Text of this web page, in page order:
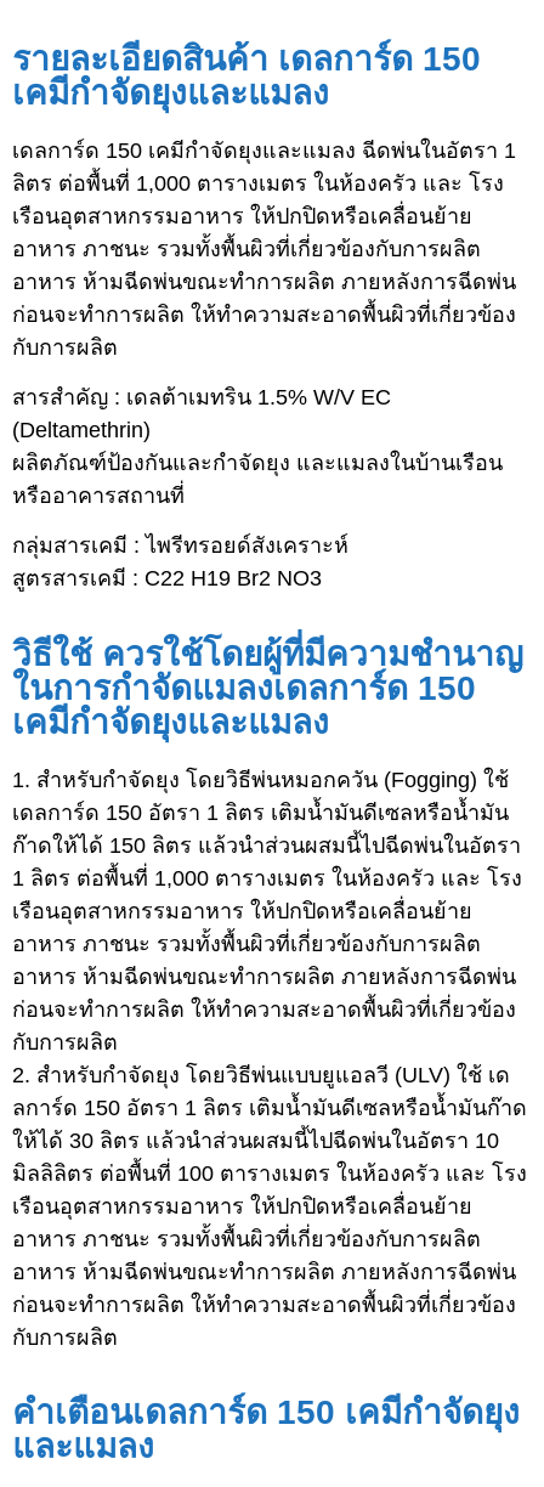
รายละเอียดสินค้า เดลการ์ด 150
เคมีกำจัดยุงและแมลง
เดลการ์ด 150 เคมีกำจัดยุงและแมลง ฉีดพ่นในอัตรา 1
ลิตร ต่อพื้นที่ 1,000 ตารางเมตร ในห้องครัว และ โรง
เรือนอุตสาหกรรมอาหาร ให้ปกปิดหรือเคลื่อนย้าย
อาหาร ภาชนะ รวมทั้งพื้นผิวที่เกี่ยวข้องกับการผลิต
อาหาร ห้ามฉีดพ่นขณะทำการผลิต ภายหลังการฉีดพ่น
ก่อนจะทำการผลิต ให้ทำความสะอาดพื้นผิวที่เกี่ยวข้อง
กับการผลิต
สารสำคัญ : เดลต้าเมทริน 1.5% W/V EC
(Deltamethrin)
ผลิตภัณฑ์ป้องกันและกำจัดยุง และแมลงในบ้านเรือน
หรืออาคารสถานที่
กลุ่มสารเคมี : ไพรีทรอยด์สังเคราะห์
สูตรสารเคมี : C22 H19 Br2 NO3
วิธีใช้ ควรใช้โดยผู้ที่มีความชำนาญ
ในการกำจัดแมลงเดลการ์ด 150
เคมีกำจัดยุงและแมลง
1. สำหรับกำจัดยุง โดยวิธีพ่นหมอกควัน (Fogging) ใช้
เดลการ์ด 150 อัตรา 1 ลิตร เติมน้ำมันดีเซลหรือน้ำมัน
ก๊าดให้ได้ 150 ลิตร แล้วนำส่วนผสมนี้ไปฉีดพ่นในอัตรา
1 ลิตร ต่อพื้นที่ 1,000 ตารางเมตร ในห้องครัว และ โรง
เรือนอุตสาหกรรมอาหาร ให้ปกปิดหรือเคลื่อนย้าย
อาหาร ภาชนะ รวมทั้งพื้นผิวที่เกี่ยวข้องกับการผลิต
อาหาร ห้ามฉีดพ่นขณะทำการผลิต ภายหลังการฉีดพ่น
ก่อนจะทำการผลิต ให้ทำความสะอาดพื้นผิวที่เกี่ยวข้อง
กับการผลิต
2. สำหรับกำจัดยุง โดยวิธีพ่นแบบยูแอลวี (ULV) ใช้ เด
ลการ์ด 150 อัตรา 1 ลิตร เติมน้ำมันดีเซลหรือน้ำมันก๊าด
ให้ได้ 30 ลิตร แล้วนำส่วนผสมนี้ไปฉีดพ่นในอัตรา 10
มิลลิลิตร ต่อพื้นที่ 100 ตารางเมตร ในห้องครัว และ โรง
เรือนอุตสาหกรรมอาหาร ให้ปกปิดหรือเคลื่อนย้าย
อาหาร ภาชนะ รวมทั้งพื้นผิวที่เกี่ยวข้องกับการผลิต
อาหาร ห้ามฉีดพ่นขณะทำการผลิต ภายหลังการฉีดพ่น
ก่อนจะทำการผลิต ให้ทำความสะอาดพื้นผิวที่เกี่ยวข้อง
กับการผลิต
คำเตือนเดลการ์ด 150 เคมีกำจัดยุง
และแมลง